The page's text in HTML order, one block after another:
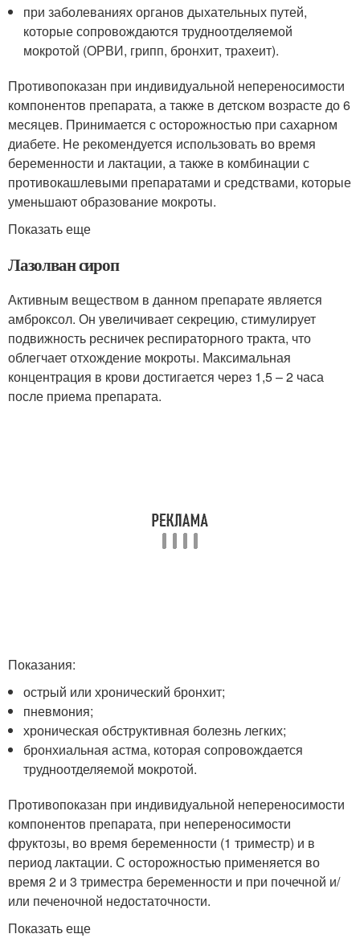
при заболеваниях органов дыхательных путей,
которые сопровождаются трудноотделяемой
мокротой (ОРВИ, грипп, бронхит, трахеит).
Противопоказан при индивидуальной непереносимости
компонентов препарата, а также в детском возрасте до 6
месяцев. Принимается с осторожностью при сахарном
диабете. Не рекомендуется использовать во время
беременности и лактации, а также в комбинации с
противокашлевыми препаратами и средствами, которые
уменьшают образование мокроты.
Показать еще
Лазолван сироп
Активным веществом в данном препарате является
амброксол. Он увеличивает секрецию, стимулирует
подвижность ресничек респираторного тракта, что
облегчает отхождение мокроты. Максимальная
концентрация в крови достигается через 1,5 – 2 часа
после приема препарата.
Показания:
острый или хронический бронхит;
пневмония;
хроническая обструктивная болезнь легких;
бронхиальная астма, которая сопровождается
трудноотделяемой мокротой.
Противопоказан при индивидуальной непереносимости
компонентов препарата, при непереносимости
фруктозы, во время беременности (1 триместр) и в
период лактации. С осторожностью применяется во
время 2 и 3 триместра беременности и при почечной и/
или печеночной недостаточности.
Показать еще